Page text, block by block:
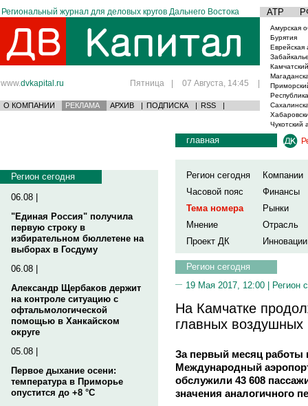
Региональный журнал для деловых кругов Дальнего Востока АТР
www.dvkapital.ru Пятница | 07 Августа, 14:45 |
О КОМПАНИИ РЕКЛАМА АРХИВ | ПОДПИСКА | RSS |
Амурская
Бурятия
Еврейская
Чукотский
Регион сегодня
06.08 |
"Единая Россия" получила
первую строку в
избирательном бюллетене на
выборах в Госдуму
06.08 |
Александр Щербаков держит
на контроле ситуацию с
офтальмологической
помощью в Ханкайском
округе
05.08 |
Первое дыхание осени:
температура в Приморье
опустится до +8 °C
главная
Регион сегодня
Компании
Часовой пояс
Финансы
Тема номера
Рынки
Мнение
Отрасль
Проект ДК
Инновации
Регион сегодня
19 Мая 2017, 12:00 | Регион
На Камчатке
главных воздушных
За первый месяц работы
Международный
обслужили 43 608
значения аналогичного